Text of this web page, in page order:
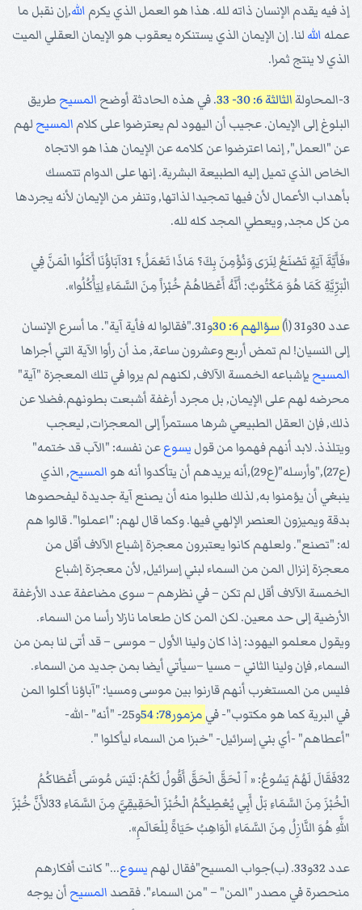
إذ فيه يقدم الإنسان ذاته لله. هذا هو العمل الذي يكرم الله,إن نقبل ما
عمله الله لنا. إن الإيمان الذي يستنكره يعقوب هو الإيمان العقلي الميت
الذي لا ينتج ثمرا.
3-المحاولة الثالثة 6: 30- 33 . في هذه الحادثة أوضح المسيح طريق
البلوغ إلى الإيمان. عجيب أن اليهود لم يعترضوا على كلام المسيح لهم
عن "العمل", إنما اعترضوا عن كلامه عن الإيمان هذا هو الاتجاه
الخاص الذي تميل إليه الطبيعة البشرية. إنها على الدوام تتمسك
بأهداب الأعمال لأن فيها تمجيدا لذاتها, وتنفر من الإيمان لأنه يجردها
من كل مجد, ويعطي المجد كله لله.
«فَأَيَّةَ آيَةٍ تَصْنَعُ لِنَرَى وَنُؤْمِنَ بِكَ؟ مَاذَا تَعْمَلُ؟ 31آبَاؤُنَا أَكَلُوا الْمَنَّ فِي
الْبَرِّيَّةِ كَمَا هُوَ مَكْتُوبٌ: أَنَّهُ أَعْطَاهُمْ خُبْزاً مِنَ السَّمَاءِ لِيَأْكُلُوا».
عدد 30و31 (أ) سؤالهم 6: 30
و31."فقالوا له فأية آية". ما أسرع الإنسان
إلى النسيان! لم تمض أربع وعشرون ساعة, مذ أن رأوا الآية التي أجراها
المسيح بإشباعه الخمسة الآلاف, لكنهم لم يروا في تلك المعجزة "آية"
محرضه لهم على الإيمان, بل مجرد أرغفة أشبعت بطونهم.فضلا عن
ذلك, فإن العقل الطبيعي شرها مستمراً إلى المعجزات, ليعجب
ويتلذذ. لابد أنهم فهموا من قول يسوععن نفسه: "الآب قد ختمه"
(ع27),"وأرسله"(ع29),أنه يريدهم أن يتأكدوا أنه هو
المسيح, الذي
ينبغي أن يؤمنوا به, لذلك طلبوا منه أن يصنع آية جديدة ليفحصوها
بدقة ويميزون العنصر الإلهي فيها. وكما قال لهم: "اعملوا". قالوا هم
له: "تصنع". ولعلهم كانوا يعتبرون معجزة إشباع الآلاف أقل من
معجزة إنزال المن من السماء لبني إسرائيل, لأن معجزة إشباع
الخمسة الآلاف أقل لم تكن – في نظرهم – سوى مضاعفة عدد الأرغفة
الأرضية إلى حد معين. لكن المن كان طعاما نازلا رأسا من السماء.
ويقول معلمو اليهود: إذا كان ولينا الأول – موسى – قد أتى لنا بمن من
السماء, فإن ولينا الثاني – مسيا –سيأتي أيضا بمن جديد من السماء.
فليس من المستغرب أنهم قارنوا بين موسى ومسيا: "آباؤنا أكلوا المن
في البرية كما هو مكتوب"- في مزمور78: 54
و25- "أنه" -الله-
"أعطاهم" -أي بني إسرائيل- "خبزا من السماء ليأكلوا ".
32فَقَالَ لَهُمْ يَسُوعُ: «ﭐلْحَقَّ الْحَقَّ أَقُولُ لَكُمْ: لَيْسَ مُوسَى أَعْطَاكُمُ
الْخُبْزَ مِنَ السَّمَاءِ بَلْ أَبِي يُعْطِيكُمُ الْخُبْزَ الْحَقِيقِيَّ مِنَ السَّمَاءِ 33لأَنَّ خُبْزَ
اللَّهِ هُوَ النَّازِلُ مِنَ السَّمَاءِ الْوَاهِبُ حَيَاةً لِلْعَالَمِ».
عدد 32و33. (ب)جواب المسيح"فقال لهم يسوع..." كانت أفكارهم
منحصرة في مصدر "المن" – "من السماء". فقصد المسيح أن يوجه